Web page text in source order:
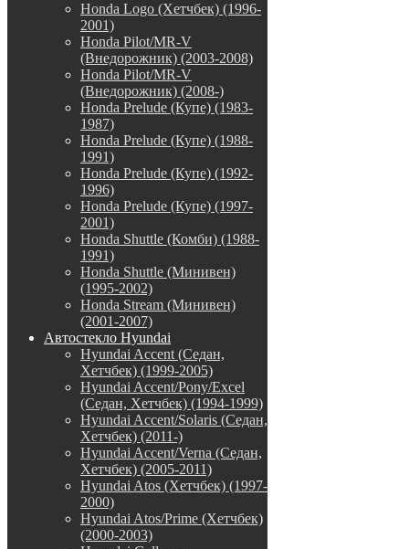
Honda Logo (Хетчбек) (1996-
2001)
Honda Pilot/MR-V
(Внедорожник) (2003-2008)
Honda Pilot/MR-V
(Внедорожник) (2008-)
Honda Prelude (Купе) (1983-
1987)
Honda Prelude (Купе) (1988-
1991)
Honda Prelude (Купе) (1992-
1996)
Honda Prelude (Купе) (1997-
2001)
Honda Shuttle (Комби) (1988-
1991)
Honda Shuttle (Минивен)
(1995-2002)
Honda Stream (Минивен)
(2001-2007)
Автостекло Hyundai
Hyundai Accent (Седан,
Хетчбек) (1999-2005)
Hyundai Accent/Pony/Excel
(Седан, Хетчбек) (1994-1999)
Hyundai Accent/Solaris (Седан,
Хетчбек) (2011-)
Hyundai Accent/Verna (Седан,
Хетчбек) (2005-2011)
Hyundai Atos (Хетчбек) (1997-
2000)
Hyundai Atos/Prime (Хетчбек)
(2000-2003)